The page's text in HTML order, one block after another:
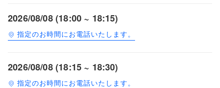
2026/08/08 (18:00 ~ 18:15)
指定のお時間にお電話いたします。
2026/08/08 (18:15 ~ 18:30)
指定のお時間にお電話いたします。